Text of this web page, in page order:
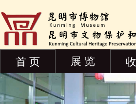
首 页 展 览